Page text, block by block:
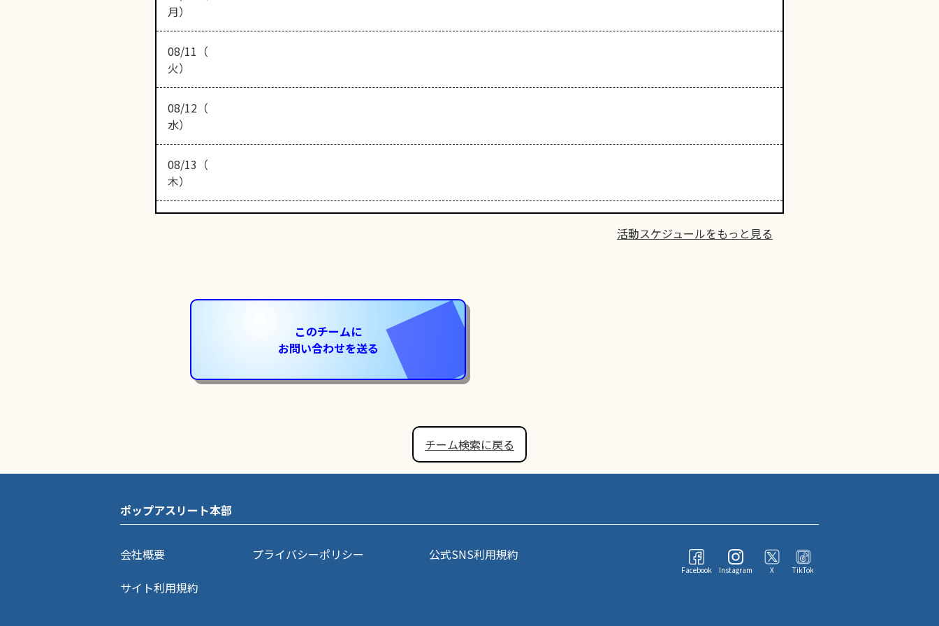
月）
08/11（
火）
08/12（
水）
08/13（
木）
活動スケジュールをもっと見る
このチームに
お問い合わせを送る
チーム検索に戻る
ポップアスリート本部
会社概要 プライバシーポリシー
公式SNS利用規約
サイト利用規約
Facebook Instagram X TikTok